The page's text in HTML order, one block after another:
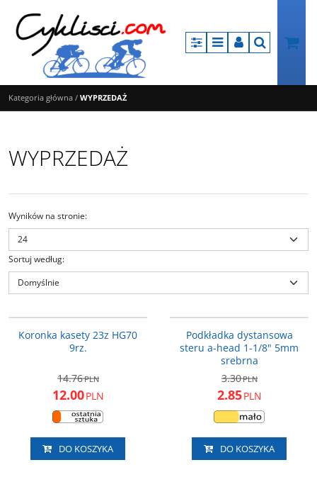
PanelMenuPanelSzukaj
Kategoria główna / WYPRZEDAŻ
WYPRZEDAŻ
Wyników na stronie:
Sortuj według:
Koronka kasety 23z HG70
9rz.
14.76PLN
12.00PLN
DO KOSZYKA
Podkładka dystansowa
steru a-head 1-1/8" 5mm
srebrna
3.30PLN
2.85PLN
DO KOSZYKA